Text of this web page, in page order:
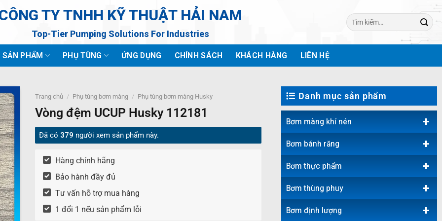
TY TNHH KỸ THUẬT HẢI NAM
Top-Tier Pumping Solutions For Industries
Tìm
kiếm:
SẢN PHẨM PHỤ TÙNG ỨNG DỤNG CHÍNH SÁCH KHÁCH HÀNG LIÊN HỆ
Danh mục sản phẩm
Bơm màng khí nén +
Bơm bánh răng +
Bơm thực phẩm +
Bơm thùng phuy +
Bơm định lượng +
Trang chủ / Phụ tùng bơm màng / Phụ tùng bơm màng Husky
Vòng đệm UCUP Husky 112181
Đã có 379 người xem sản phẩm này.
Hàng chính hãng
Bảo hành đầy đủ
Tư vấn hỗ trợ mua hàng
1 đổi 1 nếu sản phẩm lỗi